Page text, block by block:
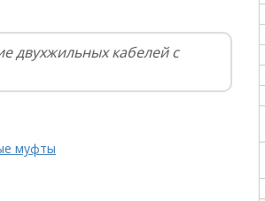
двухжильных кабелей с
муфты